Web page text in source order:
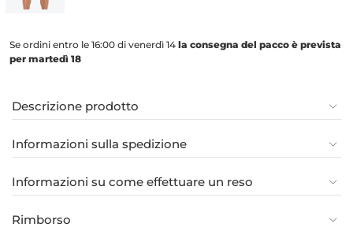
Se ordini entro le 16:00 di venerdì 14 la consegna del pacco è prevista
per martedì 18
Descrizione prodotto
Informazioni sulla spedizione
Informazioni su come effettuare un reso
Rimborso